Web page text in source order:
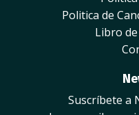
Politica de
Libro
Suscríbete a